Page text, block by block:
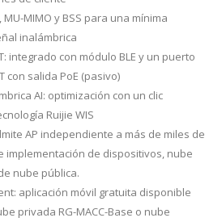
MU-MIMO y BSS para una mínima
inalámbrica
integrado con módulo BLE y un puerto
con salida PoE (pasivo)
AI: optimización con un clic
Ruijie WIS
AP independiente a más de miles de
implementación de dispositivos, nube
nube pública.
aplicación móvil gratuita disponible
privada RG-MACC-Base o nube